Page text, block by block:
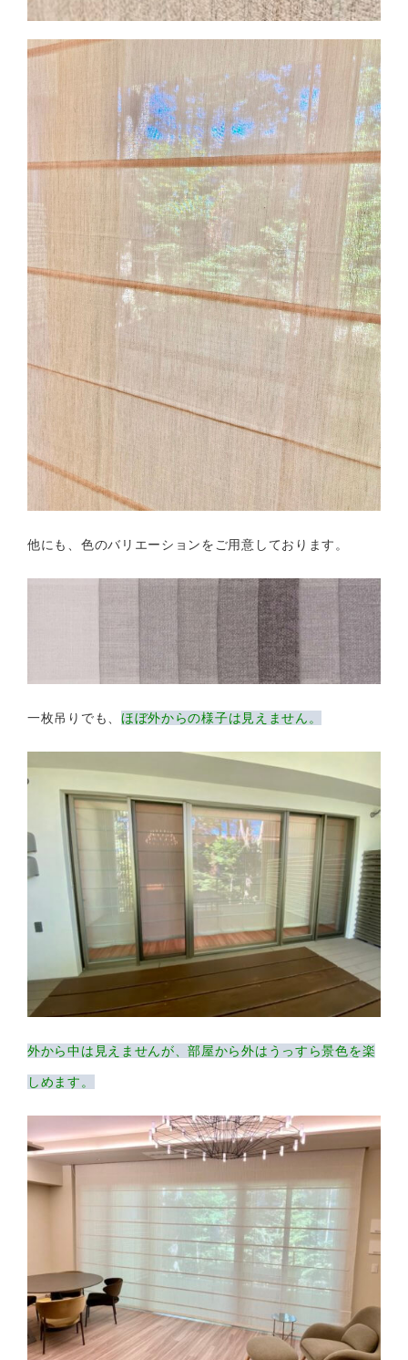
他にも、色のバリエーションをご用意しております。
一枚吊りでも、 ほぼ外からの様子は見えません。
外から中は見えませんが、部屋から外はうっすら景色を楽
しめます。